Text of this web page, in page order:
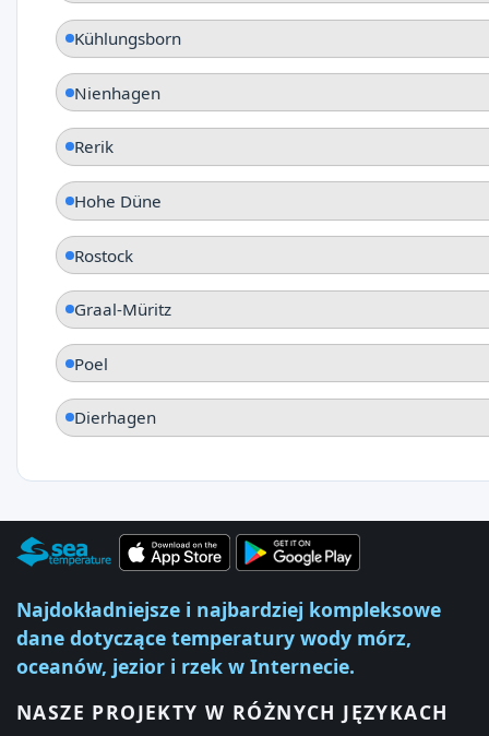
Kühlungsborn
Nienhagen
Rerik
Hohe Düne
Rostock
Graal-Müritz
Poel
Dierhagen
Najdokładniejsze i najbardziej kompleksowe
dane dotyczące temperatury wody mórz,
oceanów, jezior i rzek w Internecie.
NASZE PROJEKTY W RÓŻNYCH JĘZYKACH